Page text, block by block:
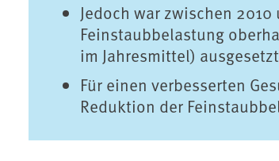
Jedoch war zwischen
Feinstaubbelastung
im Jahresmittel)
Für einen verbesserten
Reduktion der